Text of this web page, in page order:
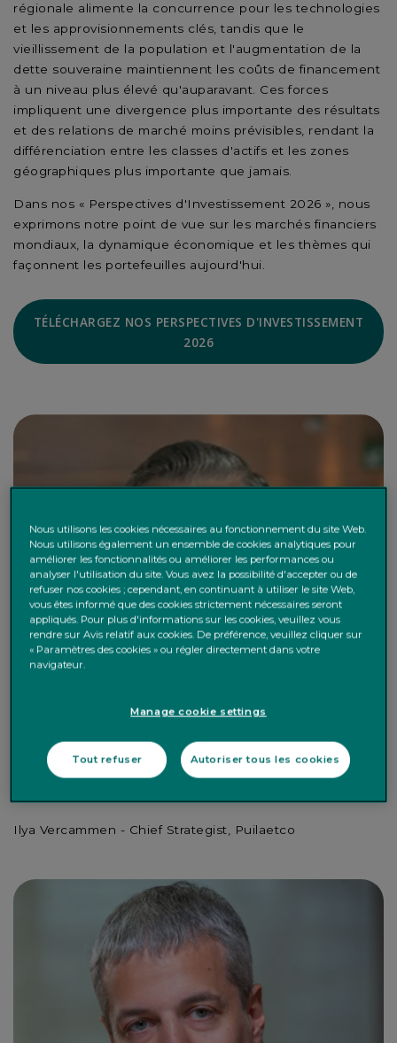
régionale alimente la concurrence pour les technologies
et les approvisionnements clés, tandis que le
vieillissement de la population et l'augmentation de la
dette souveraine maintiennent les coûts de financement
à un niveau plus élevé qu'auparavant. Ces forces
impliquent une divergence plus importante des résultats
et des relations de marché moins prévisibles, rendant la
différenciation entre les classes d'actifs et les zones
géographiques plus importante que jamais.
Dans nos « Perspectives d'Investissement 2026 », nous
exprimons notre point de vue sur les marchés financiers
mondiaux, la dynamique économique et les thèmes qui
façonnent les portefeuilles aujourd'hui.
TÉLÉCHARGEZ NOS PERSPECTIVES D'INVESTISSEMENT
2026
Ilya Vercammen - Chief Strategist, Puilaetco
Nous utilisons les cookies nécessaires au fonctionnement du site Web.
Nous utilisons également un ensemble de cookies analytiques pour
améliorer les fonctionnalités ou améliorer les performances ou
analyser l'utilisation du site. Vous avez la possibilité d'accepter ou de
refuser nos cookies ; cependant, en continuant à utiliser le site Web,
vous êtes informé que des cookies strictement nécessaires seront
appliqués. Pour plus d'informations sur les cookies, veuillez vous
rendre sur Avis relatif aux cookies. De préférence, veuillez cliquer sur
« Paramètres des cookies » ou régler directement dans votre
navigateur.
Manage cookie settings
Tout refuser Autoriser tous les cookies